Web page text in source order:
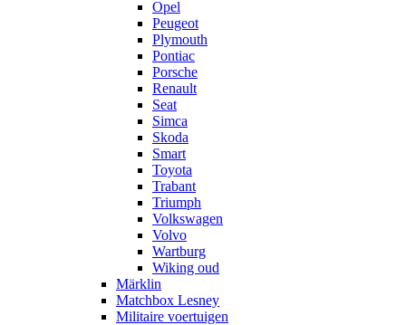
Opel
Peugeot
Plymouth
Pontiac
Porsche
Renault
Seat
Simca
Skoda
Smart
Toyota
Trabant
Triumph
Volkswagen
Volvo
Wartburg
Wiking oud
Märklin
Matchbox Lesney
Militaire voertuigen